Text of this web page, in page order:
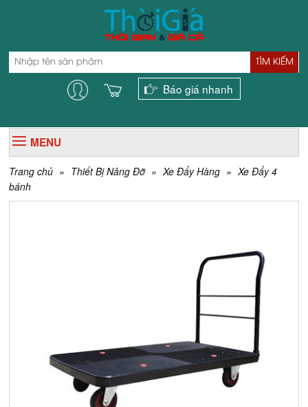
TÌM KIẾM
Báo giá nhanh
MENU
Trang chủ » Thiết Bị Nâng Đỡ » Xe Đẩy Hàng » Xe Đẩy 4
bánh